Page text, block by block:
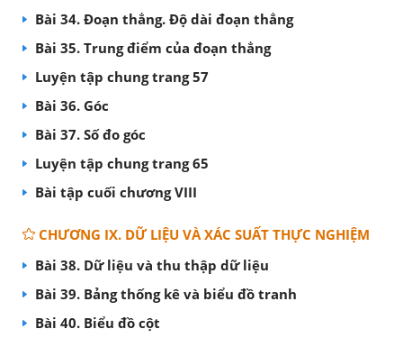
Bài 34. Đoạn thẳng. Độ dài đoạn thẳng
Bài 35. Trung điểm của đoạn thẳng
Luyện tập chung trang 57
Bài 36. Góc
Bài 37. Số đo góc
Luyện tập chung trang 65
Bài tập cuối chương VIII
CHƯƠNG IX. DỮ LIỆU VÀ XÁC SUẤT THỰC NGHIỆM
Bài 38. Dữ liệu và thu thập dữ liệu
Bài 39. Bảng thống kê và biểu đồ tranh
Bài 40. Biểu đồ cột